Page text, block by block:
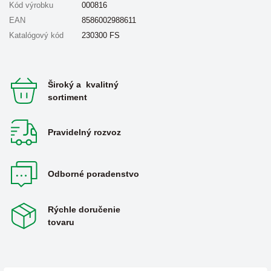
Kód výrobku
000816
EAN
8586002988611
Katalógový kód
230300 FS
Široký a kvalitný
sortiment
Pravidelný rozvoz
Odborné poradenstvo
Rýchle doručenie
tovaru